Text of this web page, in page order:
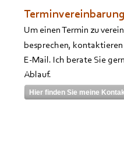
Um einen Termin zu
besprechen,
E-Mail. Ich berate Sie
Ablauf.
Hier finden Sie meine